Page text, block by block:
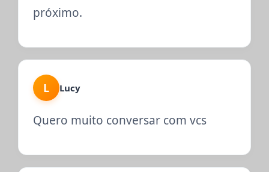
próximo.
L Lucy
Quero muito conversar com vcs